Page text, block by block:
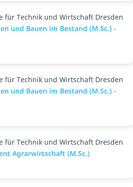
für Technik und Wirtschaft Dresden
und Bauen im Bestand (M.Sc.) -
für Technik und Wirtschaft Dresden
und Bauen im Bestand (M.Sc.) -
für Technik und Wirtschaft Dresden
Agrarwirtschaft (M.Sc.)